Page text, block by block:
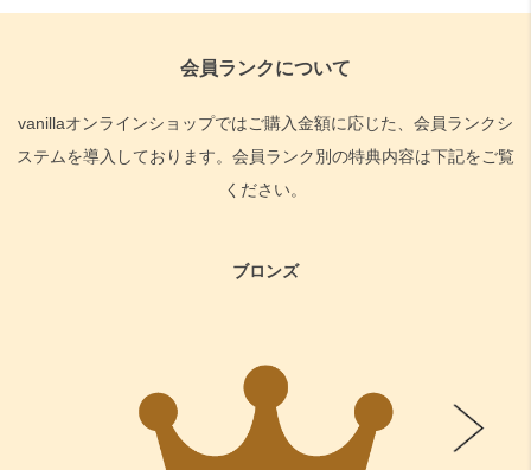
会員ランクについて
vanillaオンラインショップではご購入金額に応じた、会員ランクシ
ステムを導入しております。会員ランク別の特典内容は下記をご覧
ください。
ブロンズ